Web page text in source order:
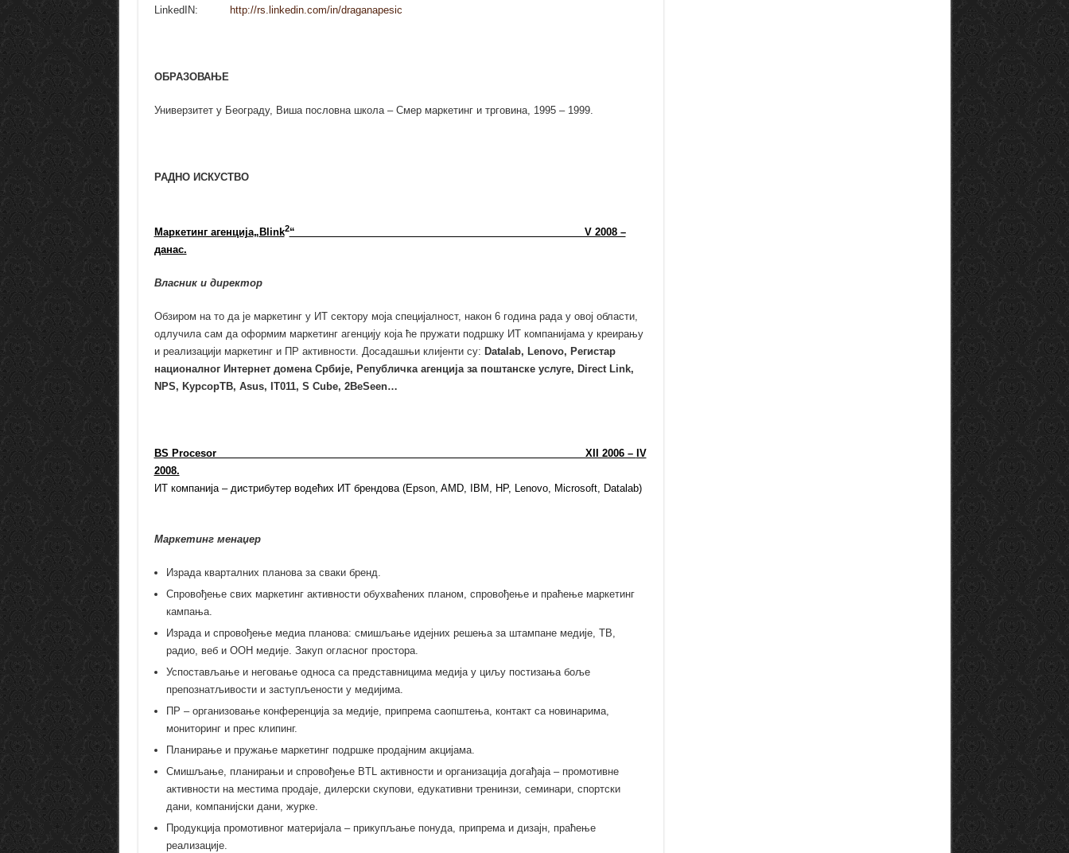
LinkedIN:
http://rs.linkedin.com/in/draganapesic
ОБРАЗОВАЊЕ
Универзитет у Београду, Виша пословна школа – Смер маркетинг и трговина, 1995 – 1999.
РАДНО ИСКУСТВО
Maркетинг агенција„ Blink2“ V 2008 –
данас.
Власник и директор
Обзиром на то да је маркетинг у ИТ сектору моја специјалност, након 6 година рада у овој области,
одлучила сам да оформим маркетинг агенцију која ће пружати подршку ИТ компанијама у креирању
и реализацији маркетинг и ПР активности. Досадашњи клијенти су: Datalab, Lenovo, Регистар
националног Интернет домена Србије, Републичка агенција за поштанске услуге, Direct Link,
NPS, KурсорТВ, Asus, IT011, S Cube, 2BeSeen…
BS Procesor XII 2006 – IV
2008.
ИТ компанија – дистрибутер водећих ИТ брендова (Epson, AMD, IBM, HP, Lenovo, Microsoft, Datalab)
Маркетинг менаџер
Израда кварталних планова за сваки бренд.
Спровођење свих маркетинг активности обухваћених планом, спровођење и праћење маркетинг
кампања.
Израда и спровођење медиа планова: смишљање идејних решења за штампане медије, ТВ,
радио, веб и ООH медије. Закуп огласног простора.
Успостављање и неговање односа са представницима медија у циљу постизања боље
препознатљивости и заступљености у медијима.
ПР – организовање конференција за медије, припрема саопштења, контакт са новинарима,
мониторинг и прес клипинг.
Планирање и пружање маркетинг подршке продајним акцијама.
Смишљање, планирањи и спровођење BTL активности и организација догађаја – промотивне
активности на местима продаје, дилерски скупови, едукативни тренинзи, семинари, спортски
дани, компанијски дани, журке.
Продукција промотивног материјала – прикупљање понуда, припрема и дизајн, праћење
реализације.